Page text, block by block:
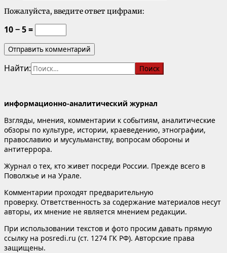
Пожалуйста, введите ответ цифрами:
10 − 5 =
Найти:
информационно-аналитический журнал
Взгляды, мнения, комментарии к событиям, аналитические
обзоры по культуре, истории, краеведению, этнографии,
православию и мусульманству, вопросам обороны и
антитеррора.
Журнал о тех, кто живет посреди России. Прежде всего в
Поволжье и на Урале.
Комментарии проходят предварительную
проверку. Ответственность за содержание материалов несут
авторы, их мнение не является мнением редакции.
При использовании текстов и фото просим давать прямую
ссылку на posredi.ru (ст. 1274 ГК РФ). Авторские права
защищены.